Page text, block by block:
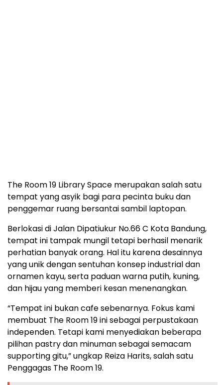
The Room 19 Library Space merupakan salah satu
tempat yang asyik bagi para pecinta buku dan
penggemar ruang bersantai sambil laptopan.
Berlokasi di Jalan Dipatiukur No.66 C Kota Bandung,
tempat ini tampak mungil tetapi berhasil menarik
perhatian banyak orang. Hal itu karena desainnya
yang unik dengan sentuhan konsep industrial dan
ornamen kayu, serta paduan warna putih, kuning,
dan hijau yang memberi kesan menenangkan.
“Tempat ini bukan cafe sebenarnya. Fokus kami
membuat The Room 19 ini sebagai perpustakaan
independen. Tetapi kami menyediakan beberapa
pilihan pastry dan minuman sebagai semacam
supporting gitu,” ungkap Reiza Harits, salah satu
Penggagas The Room 19.